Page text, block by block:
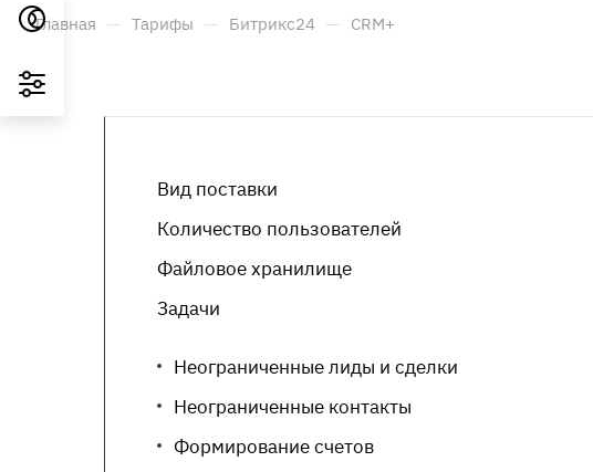
Главная — Тарифы — Битрикс24 — CRM+
Вид поставки
Количество пользователей
Файловое хранилище
Задачи
Неограниченные лиды и сделки
Неограниченные контакты
Формирование счетов